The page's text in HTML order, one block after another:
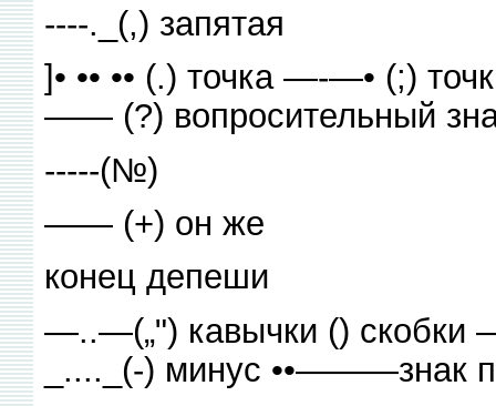
----._(,) запятая
]• •• •• (.) точка —-—• (;)
—— (?) вопросительный
-----(№)
—— (+) он же
конец депеши
—..—(„") кавычки () скобки
_...._(-) минус ••———знак